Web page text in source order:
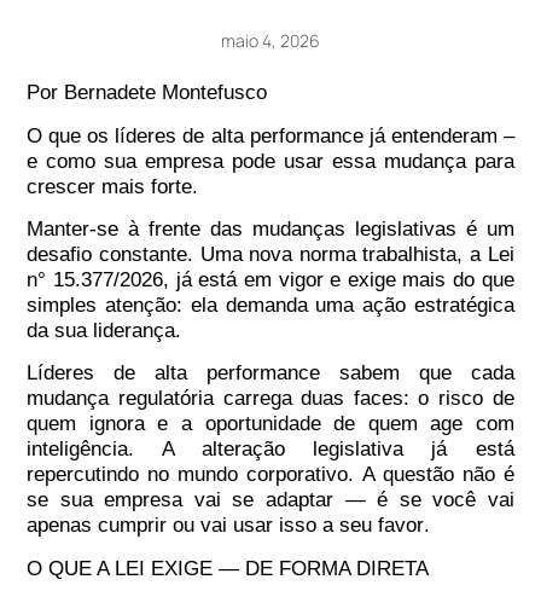
maio 4, 2026
Por Bernadete Montefusco
O que os líderes de alta performance já entenderam –
e como sua empresa pode usar essa mudança para
crescer mais forte.
Manter-se à frente das mudanças legislativas é um
desafio constante. Uma nova norma trabalhista, a Lei
n° 15.377/2026, já está em vigor e exige mais do que
simples atenção: ela demanda uma ação estratégica
da sua liderança.
Líderes de alta performance sabem que cada
mudança regulatória carrega duas faces: o risco de
quem ignorae a oportunidade de quem age com
inteligência. A alteração legislativa já está
repercutindo no mundo corporativo. A questão não é
se sua empresa vai se adaptar — é se você vai
apenas cumprir ou vai usar isso a seu favor.
O QUE A LEI EXIGE — DE FORMA DIRETA